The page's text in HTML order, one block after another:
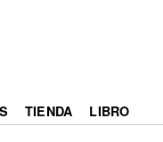
TIENDA LIBRO